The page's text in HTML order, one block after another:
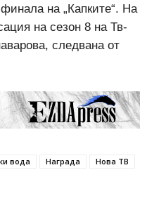
на „Капките“. На
на сезон 8 на Тв-
следвана от
вода Награда
Нова ТВ